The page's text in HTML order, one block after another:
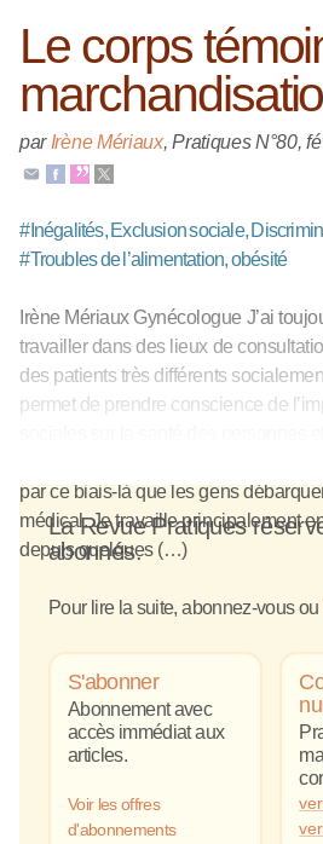
Le corps
par Irène Mériaux,Pratiques N°80,
#Inégalités, Exclusion sociale,
#Troubles de l’alimentation, obésité
Irène Mériaux Gynécologue J’ai
travailler dans des lieux de
des patients très différents
permet de prendre conscience de
par ce biais-là que les gens
médical. Je travaille principalement
depuis quelques (…)
La Revue Pratiques
abonnés.
Pour lire la suite, abonnez-vous ou
S'abonner
Abonnement avec
accès immédiat aux
articles.
Voir les offres
d'abonnements